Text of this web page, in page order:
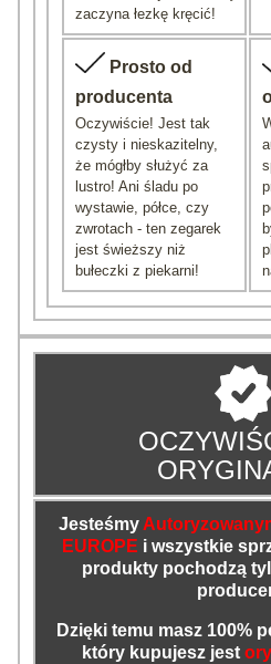
zaczyna łezkę kręcić!
Prosto od
producenta
Oczywiście! Jest tak
czysty i nieskazitelny,
że mógłby służyć za
lustro! Ani śladu po
wystawie, półce, czy
zwrotach - ten zegarek
jest świeższy niż
bułeczki z piekarni!
Jesteśmy
EUROPE i wszystkie
produkty pochodzą
Dzięki temu masz 100%
który kupujesz jest